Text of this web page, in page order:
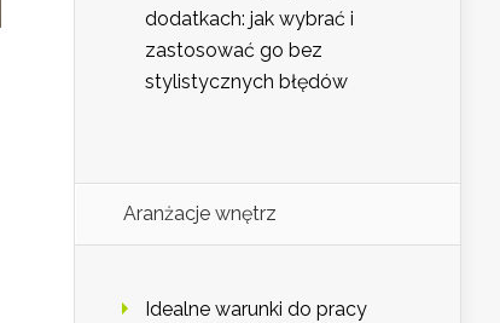
dodatkach: jak wybrać i
zastosować go bez
stylistycznych błędów
Aranżacje wnętrz
Idealne warunki do pracy